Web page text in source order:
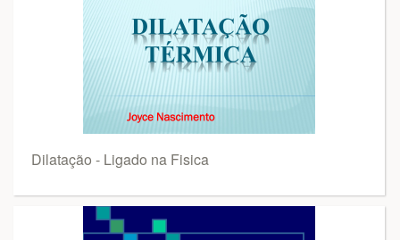
Dilatação - Ligado na Fisica